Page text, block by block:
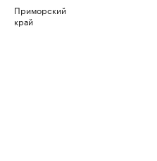
Приморский
край